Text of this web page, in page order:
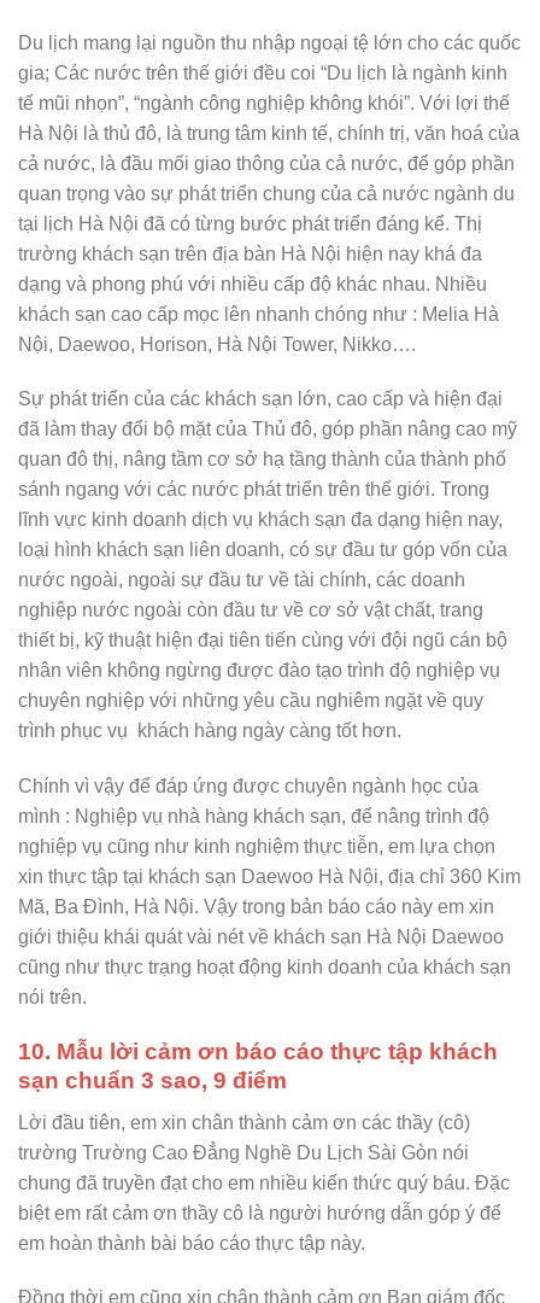
Du lịch mang lại nguồn thu nhập ngoại tệ lớn cho các quốc
gia; Các nước trên thế giới đều coi “Du lịch là ngành kinh
tế mũi nhọn”, “ngành công nghiệp không khói”. Với lợi thế
Hà Nội là thủ đô, là trung tâm kinh tế, chính trị, văn hoá của
cả nước, là đầu mối giao thông của cả nước, để góp phần
quan trọng vào sự phát triển chung của cả nước ngành du
tại lịch Hà Nội đã có từng bước phát triển đáng kể. Thị
trường khách sạn trên địa bàn Hà Nội hiện nay khá đa
dạng và phong phú với nhiều cấp độ khác nhau. Nhiều
khách sạn cao cấp mọc lên nhanh chóng như : Melia Hà
Nội, Daewoo, Horison, Hà Nội Tower, Nikko….
Sự phát triển của các khách sạn lớn, cao cấp và hiện đại
đã làm thay đổi bộ mặt của Thủ đô, góp phần nâng cao mỹ
quan đô thị, nâng tầm cơ sở hạ tầng thành của thành phố
sánh ngang với các nước phát triển trên thế giới. Trong
lĩnh vực kinh doanh dịch vụ khách sạn đa dạng hiện nay,
loại hình khách sạn liên doanh, có sự đầu tư góp vốn của
nước ngoài, ngoài sự đầu tư về tài chính, các doanh
nghiệp nước ngoài còn đầu tư về cơ sở vật chất, trang
thiết bị, kỹ thuật hiện đại tiên tiến cùng với đội ngũ cán bộ
nhân viên không ngừng được đào tạo trình độ nghiệp vụ
chuyên nghiệp với những yêu cầu nghiêm ngặt về quy
trình phục vụ khách hàng ngày càng tốt hơn.
Chính vì vậy để đáp ứng được chuyên ngành học của
mình : Nghiệp vụ nhà hàng khách sạn, để nâng trình độ
nghiệp vụ cũng như kinh nghiệm thực tiễn, em lựa chọn
xin thực tập tại khách sạn Daewoo Hà Nội, địa chỉ 360 Kim
Mã, Ba Đình, Hà Nội. Vậy trong bản báo cáo này em xin
giới thiệu khái quát vài nét về khách sạn Hà Nội Daewoo
cũng như thực trạng hoạt động kinh doanh của khách sạn
nói trên.
10. Mẫu lời cảm ơn báo cáo thực tập khách
sạn chuẩn 3 sao, 9 điểm
Lời đầu tiên, em xin chân thành cảm ơn các thầy (cô)
trường Trường Cao Đẳng Nghề Du Lịch Sài Gòn nói
chung đã truyền đạt cho em nhiều kiến thức quý báu. Đặc
biệt em rất cảm ơn thầy cô là người hướng dẫn góp ý để
em hoàn thành bài báo cáo thực tập này.
Đồng thời em cũng xin chân thành cảm ơn Ban giám đốc